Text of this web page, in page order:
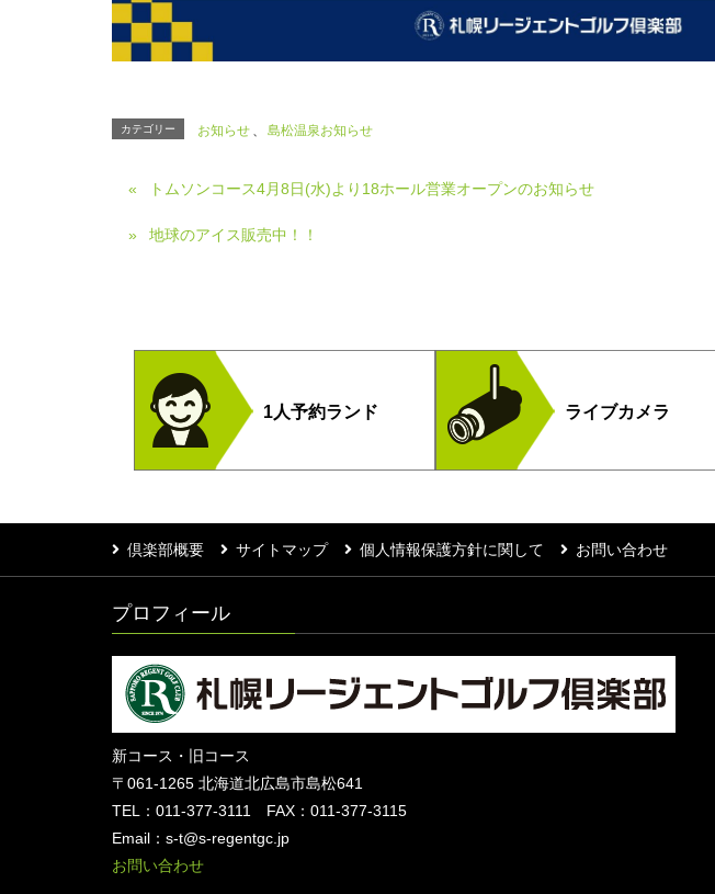
カテゴリー お知らせ 、 島松温泉お知らせ
トムソンコース4月8日(水)より18ホール営業オープンのお知らせ
地球のアイス販売中！！
1人予約ランド ライブカメラ
倶楽部概要 サイトマップ 個人情報保護方針に関して お問い合わせ
プロフィール
新コース・旧コース
〒061-1265 北海道北広島市島松641
TEL：011-377-3111 FAX：011-377-3115
Email：s-t@s-regentgc.jp
お問い合わせ